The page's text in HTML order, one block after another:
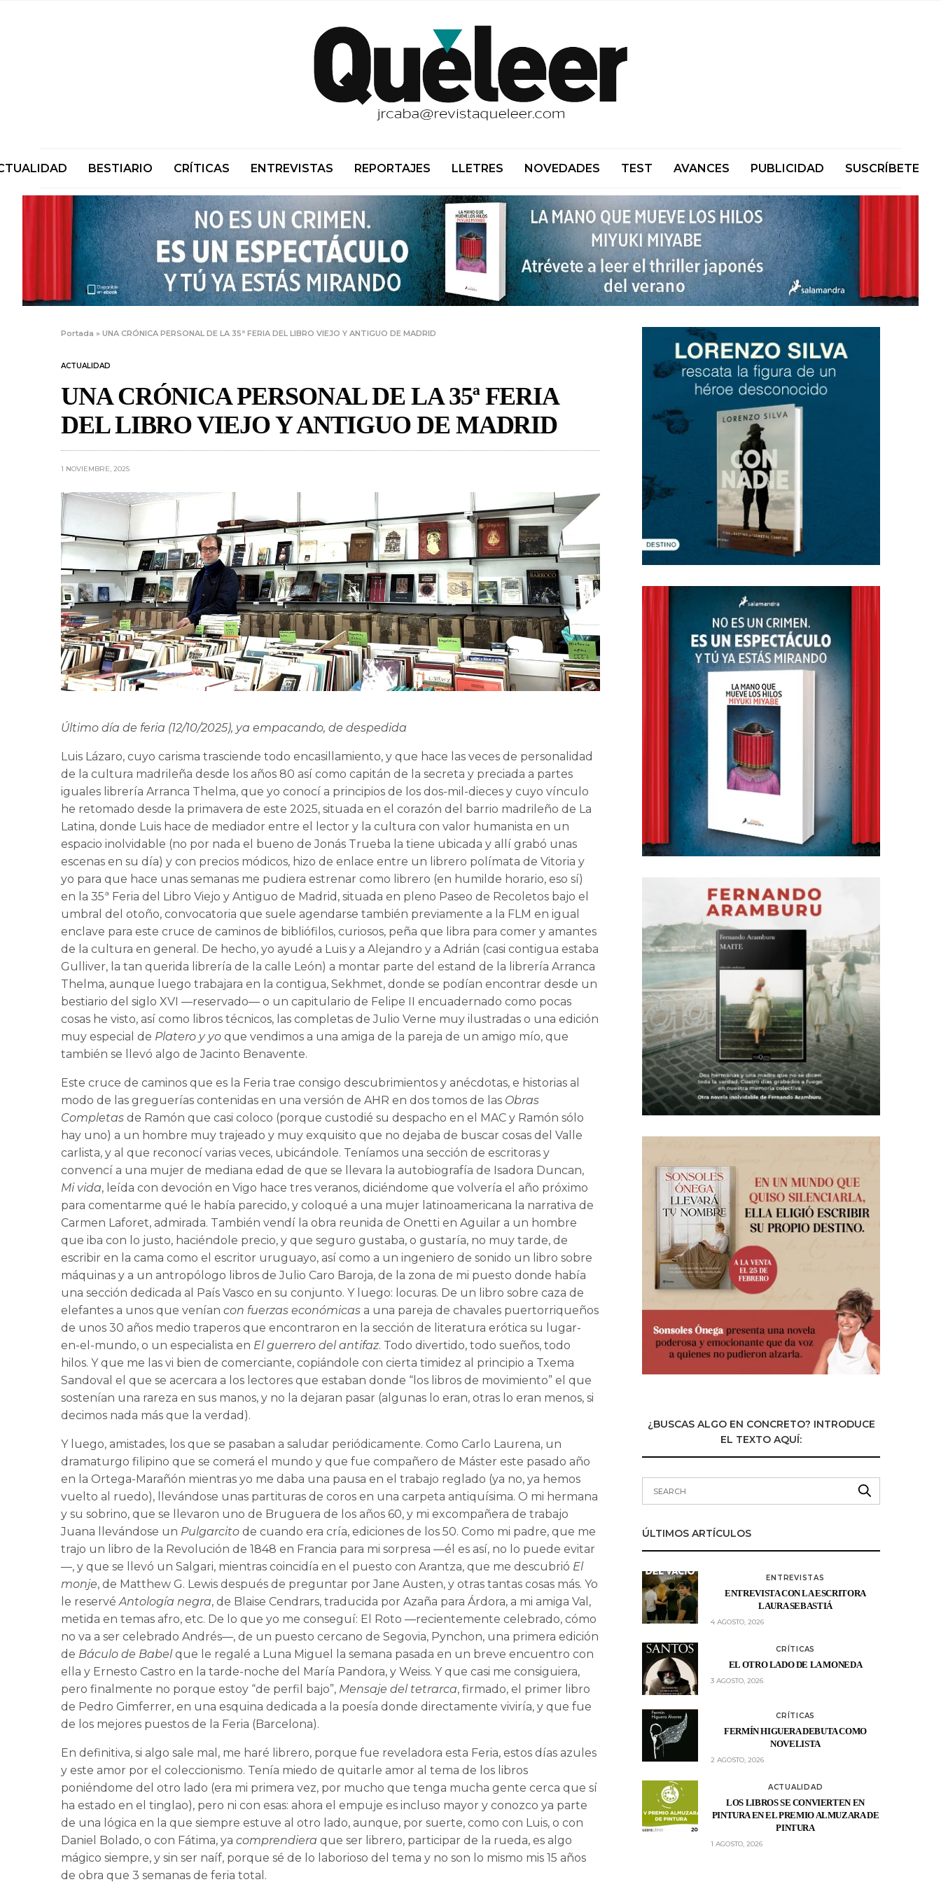
BESTIARIO CRÍTICAS ENTREVISTAS REPORTAJES LLETRES NOVEDADES TEST AVANCES PUBLICIDAD SUSCRÍBETE
Portada »UNA CRÓNICA PERSONAL DE LA 35ª FERIA DEL LIBRO VIEJO Y ANTIGUO DE MADRID
ACTUALIDAD
UNA CRÓNICA PERSONAL DE LA 35ª FERIA
DEL LIBRO VIEJO Y ANTIGUO DE MADRID
1 NOVIEMBRE, 2025
Último día de feria (12/10/2025), ya empacando, de despedida
Luis Lázaro, cuyo carisma trasciende todo encasillamiento, y que hace las veces de personalidad
de la cultura madrileña desde los años 80 así como capitán de la secreta y preciada a partes
iguales librería Arranca Thelma, que yo conocí a principios de los dos-mil-dieces y cuyo vínculo
he retomado desde la primavera de este 2025, situada en el corazón del barrio madrileño de La
Latina, donde Luis hace de mediador entre el lector y la cultura con valor humanista en un
espacio inolvidable (no por nada el bueno de Jonás Trueba la tiene ubicada y allí grabó unas
escenas en su día) y con precios módicos, hizo de enlace entre un librero polímata de Vitoria y
yo para que hace unas semanas me pudiera estrenar como librero (en humilde horario, eso sí)
en la 35ª Feria del Libro Viejo y Antiguo de Madrid, situada en pleno Paseo de Recoletos bajo el
umbral del otoño, convocatoria que suele agendarse también previamente a la FLM en igual
enclave para este cruce de caminos de bibliófilos, curiosos, peña que libra para comer y amantes
de la cultura en general. De hecho, yo ayudé a Luis y a Alejandro y a Adrián (casi contigua estaba
Gulliver, la tan querida librería de la calle León) a montar parte del estand de la librería Arranca
Thelma, aunque luego trabajara en la contigua, Sekhmet, donde se podían encontrar desde un
bestiario del siglo XVI —reservado— o un capitulario de Felipe II encuadernado como pocas
cosas he visto, así como libros técnicos, las completas de Julio Verne muy ilustradas o una edición
muy especial de Platero y yo que vendimos a una amiga de la pareja de un amigo mío, que
también se llevó algo de Jacinto Benavente.
Este cruce de caminos que es la Feria trae consigo descubrimientos y anécdotas, e historias al
modo de las greguerías contenidas en una versión de AHR en dos tomos de las Obras
Completas de Ramón que casi coloco (porque custodié su despacho en el MAC y Ramón sólo
hay uno) a un hombre muy trajeado y muy exquisito que no dejaba de buscar cosas del Valle
carlista, y al que reconocí varias veces, ubicándole. Teníamos una sección de escritoras y
convencí a una mujer de mediana edad de que se llevara la autobiografía de Isadora Duncan,
Mi vida, leída con devoción en Vigo hace tres veranos, diciéndome que volvería el año próximo
para comentarme qué le había parecido, y coloqué a una mujer latinoamericana la narrativa de
Carmen Laforet, admirada. También vendí la obra reunida de Onetti en Aguilar a un hombre
que iba con lo justo, haciéndole precio, y que seguro gustaba, o gustaría, no muy tarde, de
escribir en la cama como el escritor uruguayo, así como a un ingeniero de sonido un libro sobre
máquinas y a un antropólogo libros de Julio Caro Baroja, de la zona de mi puesto donde había
una sección dedicada al País Vasco en su conjunto. Y luego: locuras. De un libro sobre caza de
elefantes a unos que veníancon fuerzas económicas a una pareja de chavales puertorriqueños
de unos 30 años medio traperos que encontraron en la sección de literatura erótica su lugar-
en-el-mundo, o un especialista en El guerrero del antifaz. Todo divertido, todo sueños, todo
hilos. Y que me las vi bien de comerciante, copiándole con cierta timidez al principio a Txema
Sandoval el que se acercara a los lectores que estaban donde “los libros de movimiento” el que
sostenían una rareza en sus manos, y no la dejaran pasar (algunas lo eran, otras lo eran menos, si
decimos nada más que la verdad).
Y luego, amistades, los que se pasaban a saludar periódicamente. Como Carlo Laurena, un
dramaturgo filipino que se comerá el mundo y que fue compañero de Máster este pasado año
en la Ortega-Marañón mientras yo me daba una pausa en el trabajo reglado (ya no, ya hemos
vuelto al ruedo), llevándose unas partituras de coros en una carpeta antiquísima. O mi hermana
y su sobrino, que se llevaron uno de Bruguera de los años 60, y mi excompañera de trabajo
Juana llevándose un Pulgarcito de cuando era cría, ediciones de los 50. Como mi padre, que me
trajo un libro de la Revolución de 1848 en Francia para mi sorpresa —él es así, no lo puede evitar
—, y que se llevó un Salgari, mientras coincidía en el puesto con Arantza, que me descubrió El
monje, de Matthew G. Lewis después de preguntar por Jane Austen, y otras tantas cosas más. Yo
le reservéAntología negra, de Blaise Cendrars, traducida por Azaña para Árdora, a mi amiga Val,
metida en temas afro, etc. De lo que yo me conseguí: El Roto —recientemente celebrado, cómo
no va a ser celebrado Andrés—, de un puesto cercano de Segovia, Pynchon, una primera edición
de Báculo de Babel que le regalé a Luna Miguel la semana pasada en un breve encuentro con
ella y Ernesto Castro en la tarde-noche del María Pandora, y Weiss. Y que casi me consiguiera,
pero finalmente no porque estoy “de perfil bajo”, Mensaje del tetrarca, firmado, el primer libro
de Pedro Gimferrer, en una esquina dedicada a la poesía donde directamente viviría, y que fue
de los mejores puestos de la Feria (Barcelona).
En definitiva, si algo sale mal, me haré librero, porque fue reveladora esta Feria, estos días azules
y este amor por el coleccionismo. Tenía miedo de quitarle amor al tema de los libros
poniéndome del otro lado (era mi primera vez, por mucho que tenga mucha gente cerca que sí
ha estado en el tinglao), pero ni con esas: ahora el empuje es incluso mayor y conozco ya parte
de una lógica en la que siempre estuve al otro lado, aunque, por suerte, como con Luis, o con
Daniel Bolado, o con Fátima, yacomprendieraque ser librero, participar de la rueda, es algo
mágico siempre, y sin ser naíf, porque sé de lo laborioso del tema y no son lo mismo mis 15 años
de obra que 3 semanas de feria total.
¿BUSCAS ALGO EN CONCRETO? INTRODUCE
EL TEXTO AQUÍ:
ÚLTIMOS ARTÍCULOS
ENTREVISTAS
ENTREVISTA CON LA ESCRITORA
LAURA SEBASTIÁ
4 AGOSTO, 2026
CRÍTICAS
EL OTRO LADO DE LA MONEDA
3 AGOSTO, 2026
CRÍTICAS
FERMÍN HIGUERA DEBUTA COMO
NOVELISTA
2 AGOSTO, 2026
ACTUALIDAD
LOS LIBROS SE CONVIERTEN EN
PINTURA EN EL PREMIO ALMUZARA DE
PINTURA
1 AGOSTO, 2026